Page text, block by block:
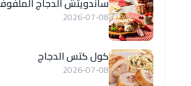
2026-07-08
كول كتس الدجاج
2026-07-08